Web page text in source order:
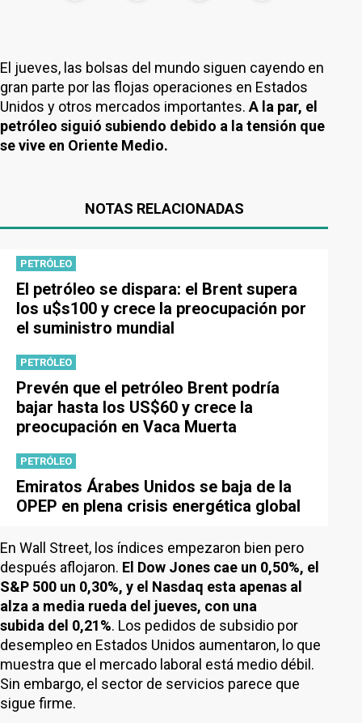
El jueves, las bolsas del mundo siguen cayendo en
gran parte por las flojas operaciones en Estados
Unidos y otros mercados importantes. A la par, el
petróleo siguió subiendo debido a la tensión que
se vive en Oriente Medio.
NOTAS RELACIONADAS
PETRÓLEO
El petróleo se dispara: el Brent supera
los u$s100 y crece la preocupación por
el suministro mundial
PETRÓLEO
Prevén que el petróleo Brent podría
bajar hasta los US$60 y crece la
preocupación en Vaca Muerta
PETRÓLEO
Emiratos Árabes Unidos se baja de la
OPEP en plena crisis energética global
En Wall Street, los índices empezaron bien pero
después aflojaron. El Dow Jones cae un 0,50%, el
S&P 500 un 0,30%, y el Nasdaq esta apenas al
alza a media rueda del jueves, con una
subida del 0,21%. Los pedidos de subsidio por
desempleo en Estados Unidos aumentaron, lo que
muestra que el mercado laboral está medio débil.
Sin embargo, el sector de servicios parece que
sigue firme.